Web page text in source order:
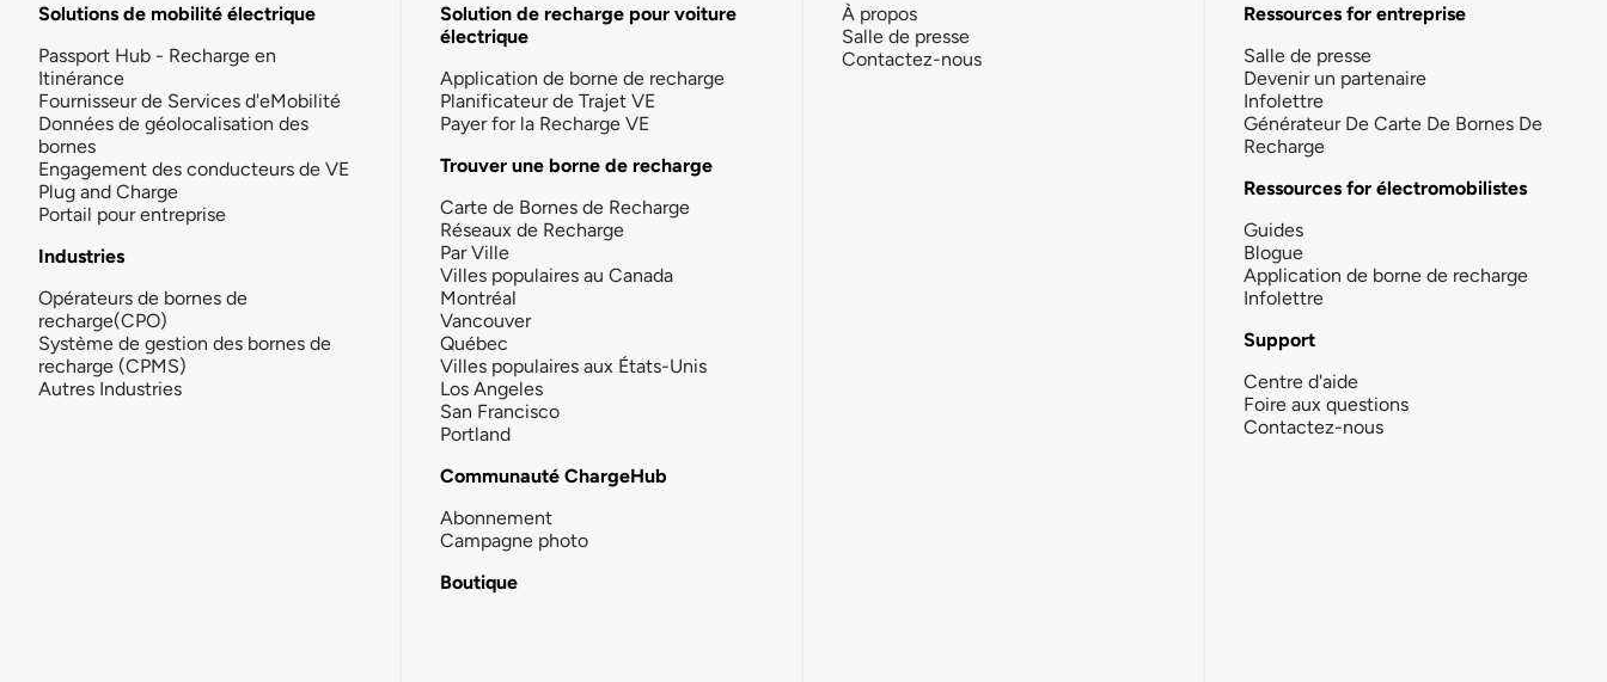
Solutions de mobilité électrique
Passport Hub - Recharge en
Itinérance
Fournisseur de Services d'eMobilité
Données de géolocalisation des
bornes
Engagement des conducteurs de VE
Plug and Charge
Portail pour entreprise
Industries
Opérateurs de bornes de
recharge(CPO)
Système de gestion des bornes de
recharge (CPMS)
Autres Industries
Solution de recharge pour voiture
électrique
Application de borne de recharge
Planificateur de Trajet VE
Payer for la Recharge VE
Trouver une borne de recharge
Carte de Bornes de Recharge
Réseaux de Recharge
Par Ville
Villes populaires au Canada
Montréal
Vancouver
Québec
Villes populaires aux États-Unis
Los Angeles
San Francisco
Portland
Communauté ChargeHub
Abonnement
Campagne photo
Boutique
À propos
Salle de presse
Contactez-nous
Ressources for entreprise
Salle de presse
Devenir un partenaire
Infolettre
Générateur De Carte De Bornes De
Recharge
Ressources for électromobilistes
Guides
Blogue
Application de borne de recharge
Infolettre
Support
Centre d'aide
Foire aux questions
Contactez-nous